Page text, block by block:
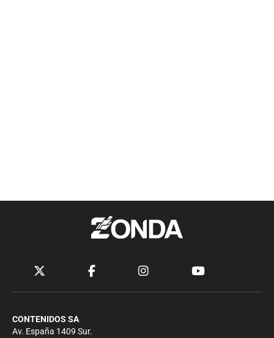
CONTENIDOS SA
Av. España 1409 Sur.